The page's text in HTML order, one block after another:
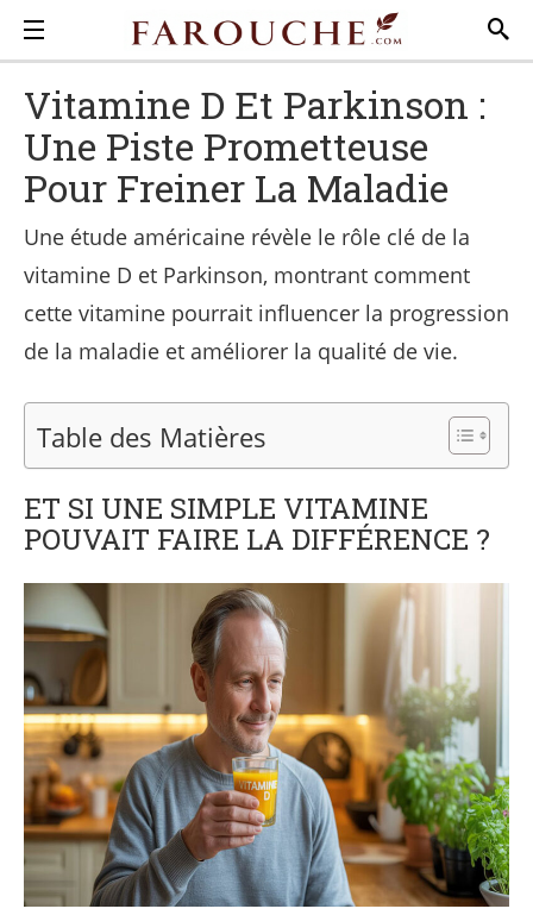
Vitamine D Et Parkinson :
Une Piste Prometteuse
Pour Freiner La Maladie
Une étude américaine révèle le rôle clé de la
vitamine D et Parkinson, montrant comment
cette vitamine pourrait influencer la progression
de la maladie et améliorer la qualité de vie.
Table des Matières
ET SI UNE SIMPLE VITAMINE
POUVAIT FAIRE LA DIFFÉRENCE ?